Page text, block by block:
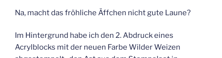
Na, macht das fröhliche Äffchen nicht gute Laune?
Im Hintergrund habe ich den 2. Abdruck eines
Acrylblocks mit der neuen Farbe Wilder Weizen